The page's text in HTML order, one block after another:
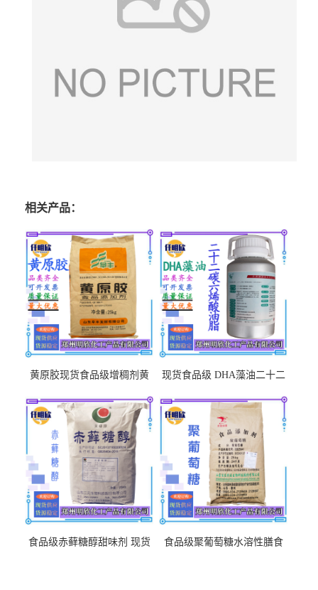
相关产品：
黄原胶现货食品级增稠剂黄
中轩黄原胶
现货食品级 DHA藻油二十二
惠DHA藻油
食品级赤藓糖醇甜味剂 现货
食品级聚葡萄糖水溶性膳食